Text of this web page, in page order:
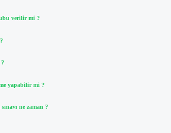
verilir mi ?
yapabilir mi ?
ne zaman ?